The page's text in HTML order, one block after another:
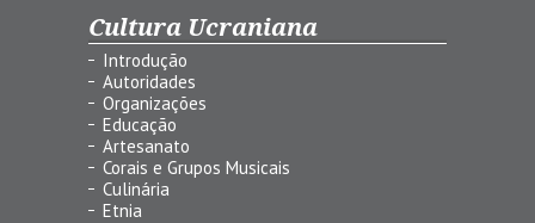
Cultura Ucraniana
Introdução
Autoridades
Organizações
Educação
Artesanato
Corais e Grupos Musicais
Culinária
Etnia